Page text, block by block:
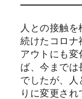
人との接触
続けたコロナ
アウトにも変
ば、今まで
でしたが、人
りに変更さ